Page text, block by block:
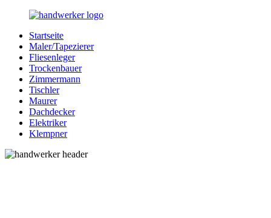
Zurück
Inhalt
Bessere-
Handwerker.de
Handwerker
Ihrer
Nähe
Startseite
Maler/Tapezierer
Fliesenleger
Trockenbauer
Zimmermann
Tischler
Maurer
Dachdecker
Elektriker
Klempner